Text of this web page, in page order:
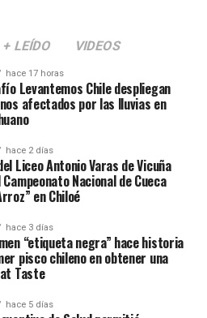
+ LEÍDO VIDEOS
hace 17 horas
Levantemos Chile despliegan
afectados por las lluvias en
hace 2 días
Liceo Antonio Varas de Vicuña
Nacional de Cueca
en Chiloé
hace 3 días
“etiqueta negra” hace historia
pisco chileno en obtener una
Taste
hace 5 días